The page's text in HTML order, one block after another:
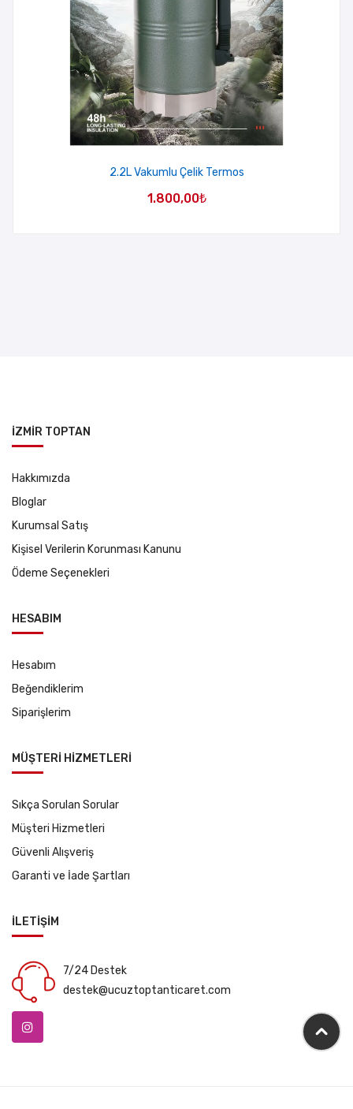
2.2L Vakumlu Çelik Termos
1.800,00₺
İZMİR TOPTAN
Hakkımızda
Bloglar
Kurumsal Satış
Kişisel Verilerin Korunması Kanunu
Ödeme Seçenekleri
HESABIM
Hesabım
Beğendiklerim
Siparişlerim
MÜŞTERİ HİZMETLERİ
Sıkça Sorulan Sorular
Müşteri Hizmetleri
Güvenli Alışveriş
Garanti ve İade Şartları
İLETİŞİM
7/24 Destek
destek@ucuztoptanticaret.com